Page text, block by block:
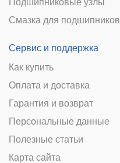
Смазка для подшипников
Сервис и поддержка
Как купить
Оплата и доставка
Гарантия и возврат
Персональные данные
Полезные статьи
Карта сайта